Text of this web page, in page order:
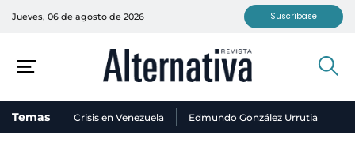
Jueves, 06 de agosto de 2026 Suscríbase
Temas Crisis en Venezuela Edmundo González Urrutia